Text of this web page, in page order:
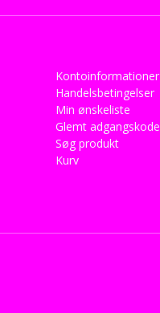
Kontoinformationer
Handelsbetingelser
Min ønskeliste
Glemt adgangskode
Søg produkt
Kurv